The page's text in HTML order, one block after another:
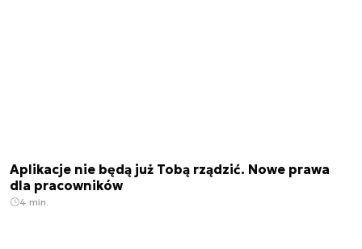
Aplikacje nie będą już Tobą rządzić. Nowe prawa
dla pracowników
4 min.